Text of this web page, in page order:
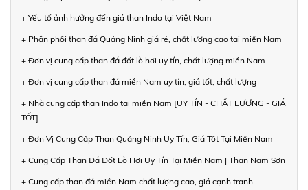
+ Yếu tố ảnh hưởng đến giá than Indo tại Việt Nam
+ Phân phối than đá Quảng Ninh giá rẻ, chất lượng cao tại miền Nam
+ Đơn vị cung cấp than đá đốt lò hơi uy tín, chất lượng miền Nam
+ Đơn vị cung cấp than đá miền Nam uy tín, giá tốt, chất lượng
+ Nhà cung cấp than Indo tại miền Nam [UY TÍN - CHẤT LƯỢNG - GIÁ
TỐT]
+ Đơn Vị Cung Cấp Than Quảng Ninh Uy Tín, Giá Tốt Tại Miền Nam
+ Cung Cấp Than Đá Đốt Lò Hơi Uy Tín Tại Miền Nam | Than Nam Sơn
+ Cung cấp than đá miền Nam chất lượng cao, giá cạnh tranh